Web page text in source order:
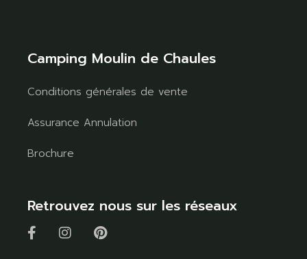
Camping Moulin de Chaules
Conditions générales de vente
Assurance Annulation
Brochure
Retrouvez nous sur les réseaux